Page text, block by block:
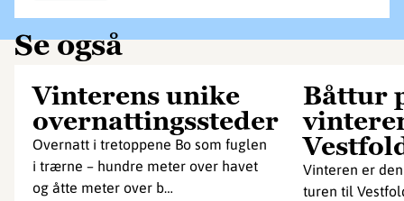
Se også
Vinterens unike
overnattingssteder
Overnatt i tretoppene Bo som fuglen
i trærne – hundre meter over havet
og åtte meter over b…
Båttur
Vinteren er
turen til